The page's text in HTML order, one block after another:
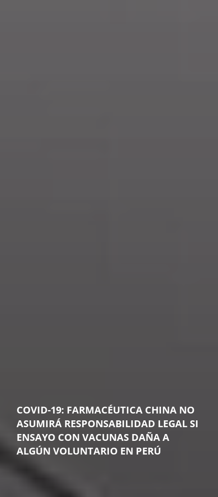
COVID-19: FARMACÉUTICA CHINA NO
ASUMIRÁ RESPONSABILIDAD LEGAL SI
ENSAYO CON VACUNAS DAÑA A
ALGÚN VOLUNTARIO EN PERÚ